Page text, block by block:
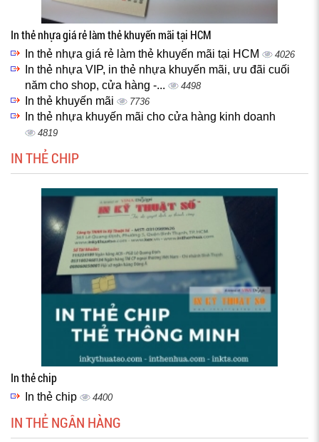
In thẻ nhựa giá rẻ làm thẻ khuyến mãi tại HCM
In thẻ nhựa giá rẻ làm thẻ khuyến mãi tại HCM 4026
In thẻ nhựa VIP, in thẻ nhựa khuyến mãi, ưu đãi cuối
năm cho shop, cửa hàng -...
4498
In thẻ khuyến mãi 7736
In thẻ nhựa khuyến mãi cho cửa hàng kinh doanh
4819
IN THẺ CHIP
In thẻ chip
In thẻ chip 4400
IN THẺ NGÂN HÀNG